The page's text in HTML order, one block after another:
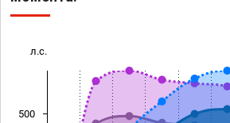
л.с.
500